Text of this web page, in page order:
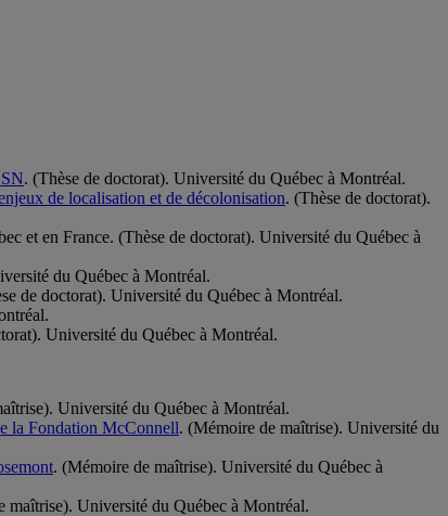
. (Thèse de doctorat). Université du Québec à Montréal.
de localisation et de décolonisation. (Thèse de doctorat).
et en France. (Thèse de doctorat). Université du Québec à
du Québec à Montréal.
de doctorat). Université du Québec à Montréal.
Université du Québec à Montréal.
Université du Québec à Montréal.
la Fondation McConnell. (Mémoire de maîtrise). Université du
. (Mémoire de maîtrise). Université du Québec à
maîtrise). Université du Québec à Montréal.